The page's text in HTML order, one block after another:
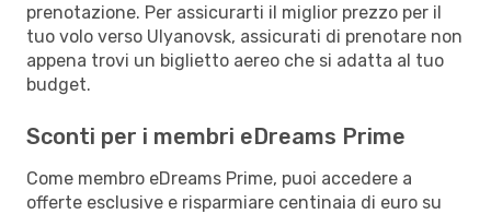
prenotazione. Per assicurarti il miglior prezzo per il
tuo volo verso Ulyanovsk, assicurati di prenotare non
appena trovi un biglietto aereo che si adatta al tuo
budget.
Sconti per i membri eDreams Prime
Come membro eDreams Prime, puoi accedere a
offerte esclusive e risparmiare centinaia di euro su